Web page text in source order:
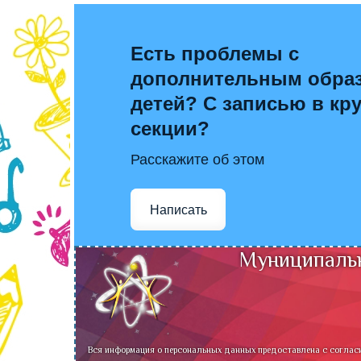
Есть проблемы с
дополнительным
детей? С записью в
секции?
Расскажите об этом
Написать
Вся информация о персональных данных предоставлена с